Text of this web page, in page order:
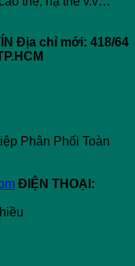
Địa chỉ mới: 418/64
Phân Phối Toàn
ĐIỆN THOẠI: